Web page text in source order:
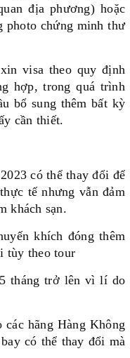
địa phương) hoặc
photo chứng minh thư
visa theo quy định
hợp, trong quá trình
bổ sung thêm bất kỳ
cần thiết.
có thể thay đổi để
tế nhưng vẫn đảm
khách sạn.
khích đóng thêm
tùy theo tour
tháng trở lên vì lí do
hãng Hàng Không
có thể thay đổi mà